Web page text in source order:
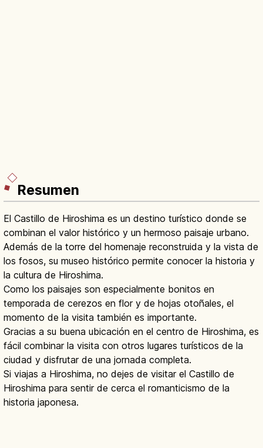
Resumen
El Castillo de Hiroshima es un destino turístico donde se
combinan el valor histórico y un hermoso paisaje urbano.
Además de la torre del homenaje reconstruida y la vista de
los fosos, su museo histórico permite conocer la historia y
la cultura de Hiroshima.
Como los paisajes son especialmente bonitos en
temporada de cerezos en flor y de hojas otoñales, el
momento de la visita también es importante.
Gracias a su buena ubicación en el centro de Hiroshima, es
fácil combinar la visita con otros lugares turísticos de la
ciudad y disfrutar de una jornada completa.
Si viajas a Hiroshima, no dejes de visitar el Castillo de
Hiroshima para sentir de cerca el romanticismo de la
historia japonesa.